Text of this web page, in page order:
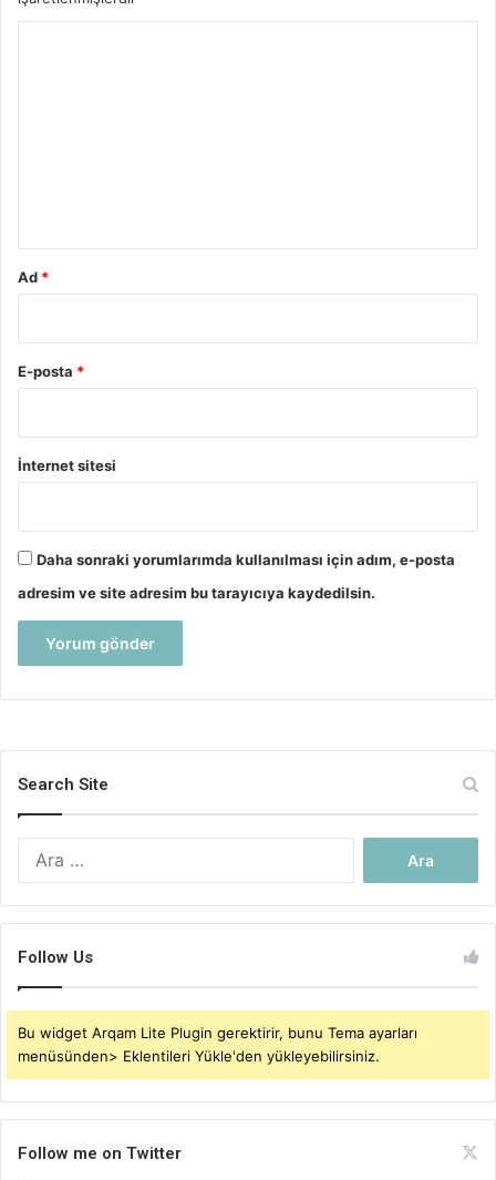
Ad *
E-posta *
İnternet sitesi
Daha sonraki yorumlarımda kullanılması için adım, e-posta
adresim ve site adresim bu tarayıcıya kaydedilsin.
Search Site
Follow Us
Bu widget Arqam Lite Plugin gerektirir, bunu Tema ayarları
menüsünden> Eklentileri Yükle'den yükleyebilirsiniz.
Follow me on Twitter